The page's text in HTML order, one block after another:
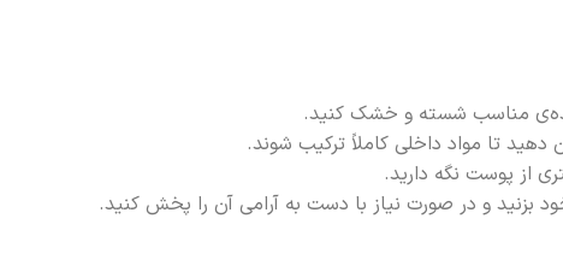
مناسب شسته و خشک کنید.
دهید تا مواد داخلی کاملاً ترکیب شوند.
بزنید و در صورت نیاز با دست به آرامی آن را پخش کنید.